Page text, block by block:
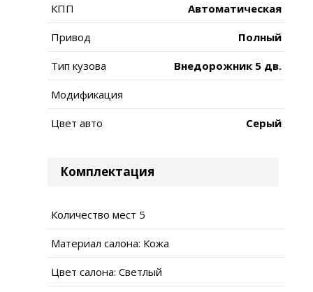
КПП Автоматическая
Привод Полный
Тип кузова Внедорожник 5 дв.
Модификация
Цвет авто Серый
Комплектация
Количество мест 5
Материал салона: Кожа
Цвет салона: Светлый